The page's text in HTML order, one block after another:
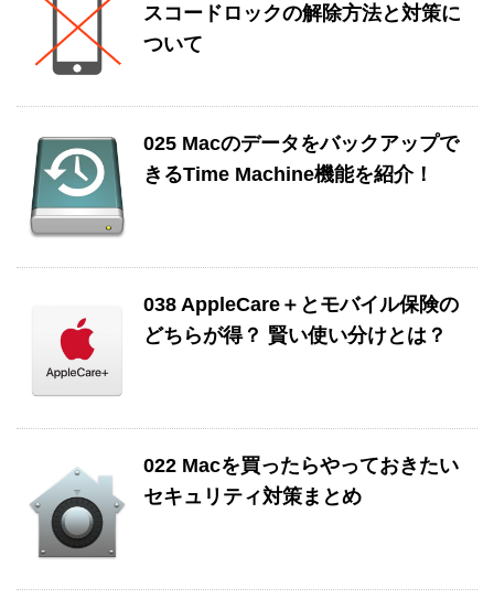
スコードロックの解除方法と対策に
ついて
025 Macのデータをバックアップで
きるTime Machine機能を紹介！
038 AppleCare＋とモバイル保険の
どちらが得？ 賢い使い分けとは？
022 Macを買ったらやっておきたい
セキュリティ対策まとめ